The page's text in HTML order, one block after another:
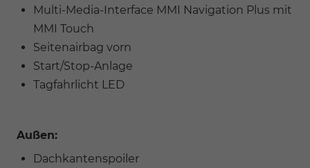
Multi-Media-Interface MMI Navigation Plus mit
MMI Touch
Seitenairbag vorn
Start/Stop-Anlage
Tagfahrlicht LED
Außen:
Dachkantenspoiler